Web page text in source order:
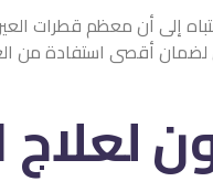
إلى أن معظم قطرات